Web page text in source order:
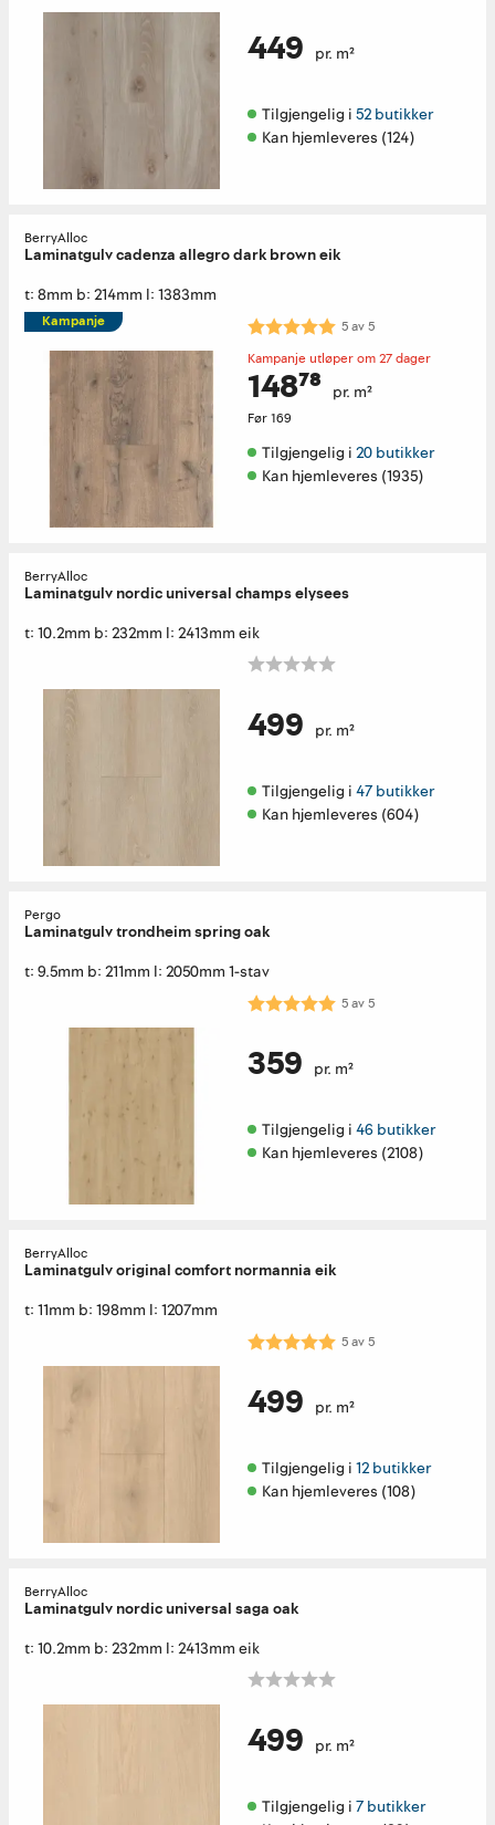
449 pr. m²
Tilgjengelig i 52 butikker
Kan hjemleveres (124)
BerryAlloc
Laminatgulv cadenza allegro dark brown eik
t: 8mm b: 214mm l: 1383mm
Kampanje Karakter: 5.0 av 5 mulige
5av5
Kampanje utløper om 27 dager
148⁷⁸ pr. m²
Før169
Tilgjengelig i 20 butikker
Kan hjemleveres (1935)
BerryAlloc
Laminatgulv nordic universal champs elysees
t: 10.2mm b: 232mm l: 2413mm eik
499 pr. m²
Tilgjengelig i 47 butikker
Kan hjemleveres (604)
Pergo
Laminatgulv trondheim spring oak
t: 9.5mm b: 211mm l: 2050mm 1-stav
Karakter: 5.0 av 5 mulige
5av5
359 pr. m²
Tilgjengelig i 46 butikker
Kan hjemleveres (2108)
BerryAlloc
Laminatgulv original comfort normannia eik
t: 11mm b: 198mm l: 1207mm
Karakter: 5.0 av 5 mulige
5av5
499 pr. m²
Tilgjengelig i 12 butikker
Kan hjemleveres (108)
BerryAlloc
Laminatgulv nordic universal saga oak
t: 10.2mm b: 232mm l: 2413mm eik
499 pr. m²
Tilgjengelig i 7 butikker